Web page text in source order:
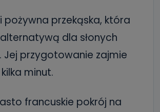
pożywna przekąska, która
dla słonych
Jej przygotowanie zajmie
minut.
francuskie pokrój na